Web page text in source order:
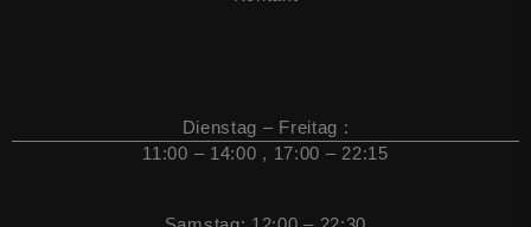
Dienstag – Freitag :
11:00 – 14:00 , 17:00 – 22:15